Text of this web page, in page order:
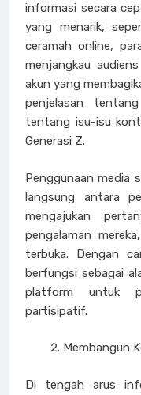
informasi secara
yang menarik,
ceramah online,
menjangkau
akun yang
penjelasan
tentang isu-isu
Generasi Z.
Penggunaan media
langsung antara
mengajukan
pengalaman
terbuka. Dengan
berfungsi sebagai
platform untuk
partisipatif.
Membangun
Di tengah arus